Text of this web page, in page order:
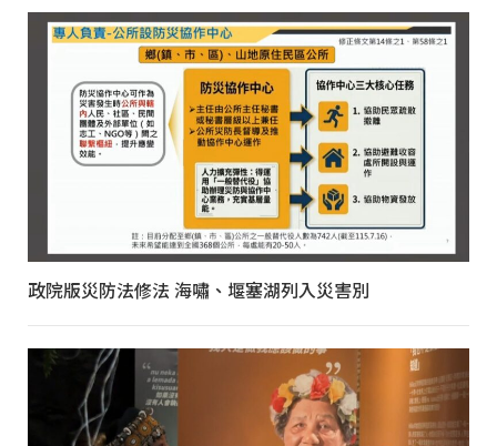
政院版災防法修法 海嘯、堰塞湖列入災害別